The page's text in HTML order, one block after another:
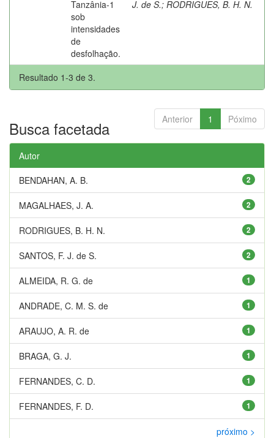
Tanzânia-1
sob
intensidades
de
desfolhação.
J. de S.; RODRIGUES, B. H. N.
Resultado 1-3 de 3.
Anterior 1 Póximo
Busca facetada
Autor
2
BENDAHAN, A. B.
2
MAGALHAES, J. A.
2
RODRIGUES, B. H. N.
2
SANTOS, F. J. de S.
1
ALMEIDA, R. G. de
1
ANDRADE, C. M. S. de
1
ARAUJO, A. R. de
1
BRAGA, G. J.
1
FERNANDES, C. D.
1
FERNANDES, F. D.
próximo >